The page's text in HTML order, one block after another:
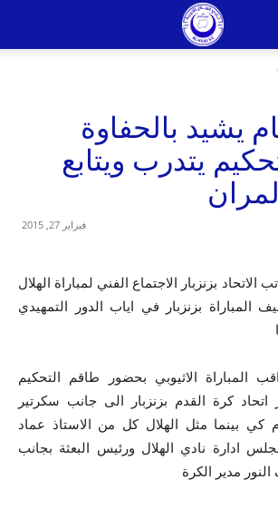
يشيد بالحفاوة
يتدرب ويتابع
فبراير 27, 2015
بزنزبار الاجتماع الفني لمباراة الهلال
بزنزبار في اياب الدور التمهيدي
المباراة الاثيوبي بحضور طاقم التحكيم
اتحاد كرة القدم بزنزبار الى جانب سكرتير
بينما مثل الهلال كل من الاستاذ عماد
ادارة نادي الهلال ورئيس البعثة بجانب
مدير الكرة